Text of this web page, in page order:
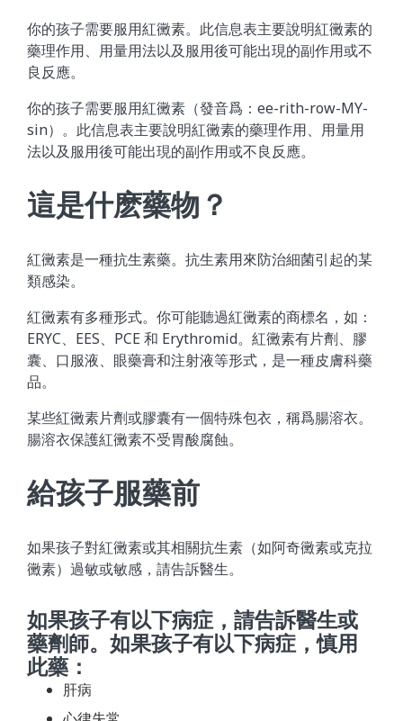
你的孩子需要服用紅黴素。此信息表主要說明紅黴素的
藥理作用、用量用法以及服用後可能出現的副作用或不
良反應。
你的孩子需要服用紅黴素（發音爲：ee-rith-row-MY-
sin）。此信息表主要說明紅黴素的藥理作用、用量用
法以及服用後可能出現的副作用或不良反應。
這是什麽藥物？
紅黴素是一種抗生素藥。抗生素用來防治細菌引起的某
類感染。
紅黴素有多種形式。你可能聽過紅黴素的商標名，如：
ERYC、EES、PCE 和 Erythromid。紅黴素有片劑、膠
囊、口服液、眼藥膏和注射液等形式，是一種皮膚科藥
品。
某些紅黴素片劑或膠囊有一個特殊包衣，稱爲腸溶衣。
腸溶衣保護紅黴素不受胃酸腐蝕。
給孩子服藥前
如果孩子對紅黴素或其相關抗生素（如阿奇黴素或克拉
黴素）過敏或敏感，請告訴醫生。
如果孩子有以下病症，請告訴醫生或
藥劑師。如果孩子有以下病症，慎用
此藥：
肝病